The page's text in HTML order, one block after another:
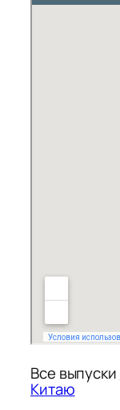
Все выпуски
Китаю